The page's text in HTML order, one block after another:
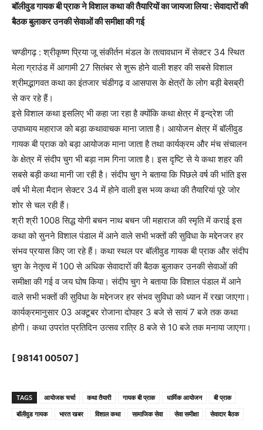
बॉलीवुड गायक बी प्राक ने विशाल कथा की तैयारियों का जायजा लिया : सेवादारों की
बैठक बुलाकर उनकी सेवाओं की समीक्षा की गई
चण्डीगढ़ : श्रीकृष्ण प्रिया जू संकीर्तन मंडल के तत्वावधान में सेक्टर 34 स्थित
मेला ग्राउंड में आगामी 27 सितंबर से शुरू होने वाली शहर की सबसे विशाल
श्रीमद्भागवत कथा का इंतजार चंडीगढ़ व आसपास के क्षेत्रों के लोग बड़ी बेसब्री
से कर रहे हैं।
इसे विशाल कथा इसलिए भी कहा जा रहा है क्योंकि कथा क्षेत्र में इन्द्रेश जी
उपाध्याय महाराज को बड़ा कथावाचक माना जाता है। आयोजन क्षेत्र में बॉलीवुड
गायक बी प्राक को बड़ा आयोजक माना जाता है तथा कार्यक्रम और मंच संचालन
के क्षेत्र में संदीप चुग भी बड़ा नाम गिना जाता है। इस दृष्टि से ये कथा शहर की
सबसे बड़ी कथा मानी जा रही है। संदीप चुग ने बताया कि पिछले वर्ष की भांति इस
वर्ष भी मेला मैदान सेक्टर 34 में होने वाली इस भव्य कथा की तैयारियां पूरे जोर
शोर से चल रही हैं।
श्री श्री 1008 सिद्ध योगी बचन नाथ बचन जी महाराज की स्मृति में कराई इस
कथा को सुनने विशाल पंडाल में आने वाले सभी भक्तों की सुविधा के मद्देनजर हर
संभव प्रयास किए जा रहे हैं। कथा स्थल पर बॉलीवुड गायक बी प्राक और संदीप
चुग के नेतृत्व में 100 से अधिक सेवादारों की बैठक बुलाकर उनकी सेवाओं की
समीक्षा की गई व जय घोष किया। संदीप चुग ने बताया कि विशाल पंडाल में आने
वाले सभी भक्तों की सुविधा के मद्देनजर हर संभव सुविधा को ध्यान में रखा जाएगा।
कार्यक्रमानुसार 03 अक्टूबर रोजाना दोपहर 3 बजे से सायं 7 बजे तक कथा
होगी। कथा उपरांत प्रतिदिन उत्सव रात्रि 8 बजे से 10 बजे तक मनाया जाएगा।
[ 98141 00507 ]
TAGS आयोजक चर्चा कथा तैयारी गायक बी प्राक धार्मिक आयोजन
बी प्राक
बॉलीवुड गायक
भारत खबर विशाल कथा सामाजिक सेवा सेवा समीक्षा सेवादार बैठक